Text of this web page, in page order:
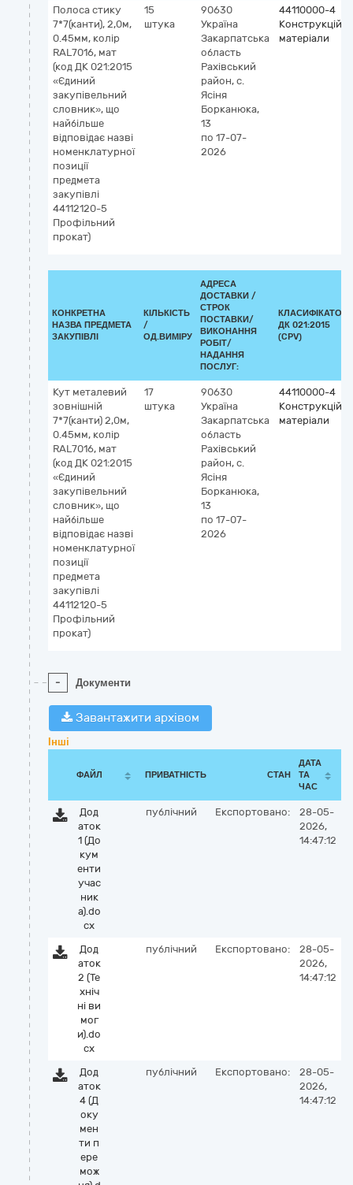
Полоса стику
7*7(канти), 2,0м,
0.45мм, колір
RAL7016, мат
(код ДК 021:2015
«Єдиний
закупівельний
словник», що
найбільше
відповідає назві
номенклатурної
позиції
предмета
закупівлі
44112120-5
Профільний
прокат)
15
штука
90630
Україна
Закарпатська
область
Рахівський
район, с.
Ясіня
Борканюка,
13
по 17-07-
2026
44110000-4
Конструкційні
матеріали
КОНКРЕТНА
НАЗВА ПРЕДМЕТА
ЗАКУПІВЛІ
КІЛЬКІСТЬ
/
ОД.ВИМІРУ
АДРЕСА
ДОСТАВКИ /
СТРОК
ПОСТАВКИ/
ВИКОНАННЯ
РОБІТ/
НАДАННЯ
ПОСЛУГ:
КЛАСИФІКАТОР
ДК 021:2015
(CPV)
Кут металевий
зовнішній
7*7(канти) 2,0м,
0.45мм, колір
RAL7016, мат
(код ДК 021:2015
«Єдиний
закупівельний
словник», що
найбільше
відповідає назві
номенклатурної
позиції
предмета
закупівлі
44112120-5
Профільний
прокат)
17
штука
90630
Україна
Закарпатська
область
Рахівський
район, с.
Ясіня
Борканюка,
13
по 17-07-
2026
44110000-4
Конструкційні
матеріали
- Документи
Завантажити архівом
Інші
ФАЙЛ ПРИВАТНІСТЬ СТАН
ДАТА
ТА
ЧАС
Дод
аток
1 (До
кум
енти
учас
ник
а).do
cx
публічний Експортовано:
28-05-
2026,
14:47:12
Дод
аток
2 (Те
хніч
ні ви
мог
и).do
cx
публічний Експортовано:
28-05-
2026,
14:47:12
Дод
аток
4 (Д
оку
мен
ти п
ере
мож
публічний Експортовано:
28-05-
2026,
14:47:12